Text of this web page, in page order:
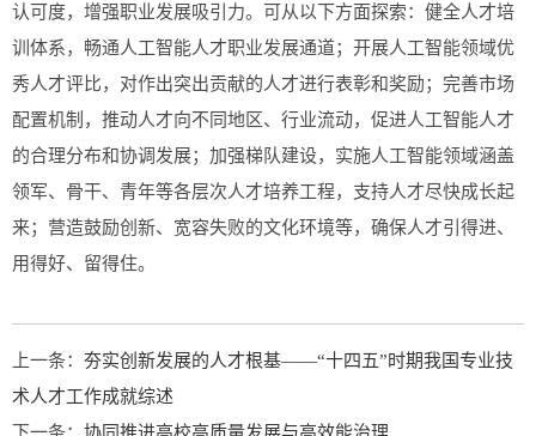
认可度，增强职业发展吸引力。可从以下方面探索：健全人才培
训体系，畅通人工智能人才职业发展通道；开展人工智能领域优
秀人才评比，对作出突出贡献的人才进行表彰和奖励；完善市场
配置机制，推动人才向不同地区、行业流动，促进人工智能人才
的合理分布和协调发展；加强梯队建设，实施人工智能领域涵盖
领军、骨干、青年等各层次人才培养工程，支持人才尽快成长起
来；营造鼓励创新、宽容失败的文化环境等，确保人才引得进、
用得好、留得住。
上一条： 夯实创新发展的人才根基——“十四五”时期我国专业技
术人才工作成就综述